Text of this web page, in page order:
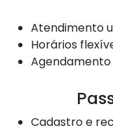
Atendimento
Horários
Cadastro e